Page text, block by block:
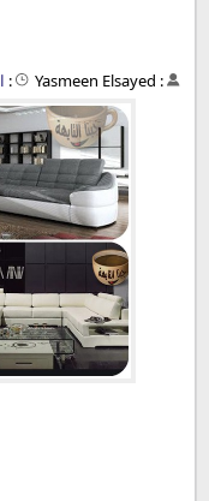
:
Yasmeen Elsayed
: